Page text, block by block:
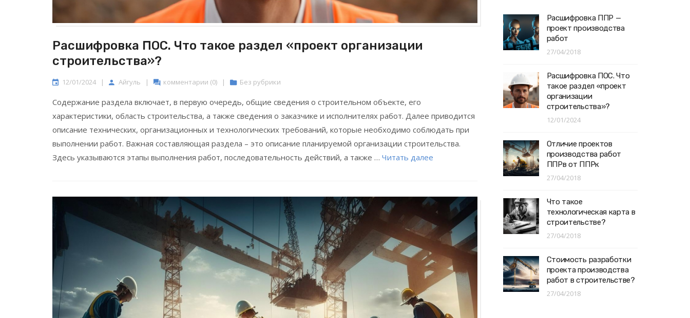
Расшифровка ПОС. Что такое раздел «проект организации
строительства»?
12/01/2024 | Айгуль | комментарии (0) | Без рубрики
Содержание раздела включает, в первую очередь, общие сведения о строительном объекте, его
характеристики, область строительства, а также сведения о заказчике и исполнителях работ. Далее приводится
описание технических, организационных и технологических требований, которые необходимо соблюдать при
выполнении работ. Важная составляющая раздела – это описание планируемой организации строительства.
Здесь указываются этапы выполнения работ, последовательность действий, а также … Читать далее
Расшифровка ППР —
проект производства
работ
27/04/2018
Расшифровка ПОС. Что
такое раздел «проект
организации
строительства»?
12/01/2024
Отличие проектов
производства работ
ППРв от ППРк
27/04/2018
Что такое
технологическая карта в
строительстве?
27/04/2018
Стоимость разработки
проекта производства
работ в строительстве?
27/04/2018